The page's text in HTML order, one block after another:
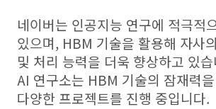
네이버는 인공지능 연구에 적극적
있으며, HBM 기술을 활용해 자사
및 처리 능력을 더욱 향상하고 있
AI 연구소는 HBM 기술의 잠재력
다양한 프로젝트를 진행 중입니다.